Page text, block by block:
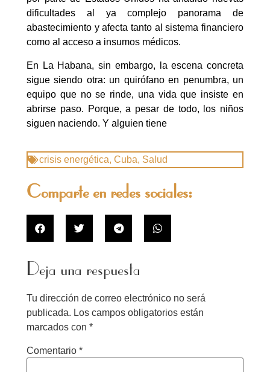
dificultades al ya complejo panorama de
abastecimiento y afecta tanto al sistema financiero
como al acceso a insumos médicos.
En La Habana, sin embargo, la escena concreta
sigue siendo otra: un quirófano en penumbra, un
equipo que no se rinde, una vida que insiste en
abrirse paso. Porque, a pesar de todo, los niños
siguen naciendo. Y alguien tiene
crisis energética, Cuba, Salud
Comparte en redes sociales:
Deja una respuesta
Tu dirección de correo electrónico no será
publicada. Los campos obligatorios están
marcados con *
Comentario *